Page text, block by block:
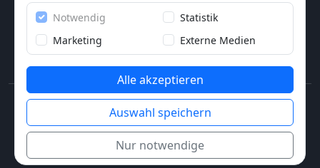
6x★★★★★
(6 Bewertungen)
© 2013-2026 Pflegewunder.de - Alle Rechte
vorbehalten.
Impressum
AGB
Notwendig
Statistik
Marketing
Externe Medien
Alle akzeptieren
Auswahl speichern
Nur notwendige